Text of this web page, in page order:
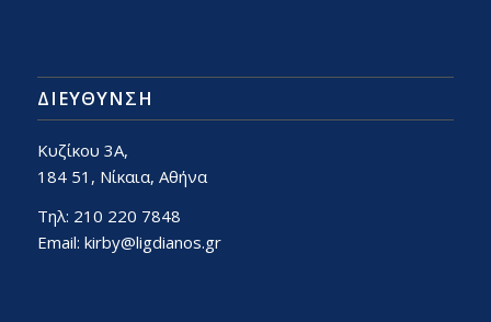
ΔΙΕΎΘΥΝΣΗ
Κυζίκου 3Α,
184 51, Νίκαια, Αθήνα
Τηλ: 210 220 7848
Email: kirby@ligdianos.gr